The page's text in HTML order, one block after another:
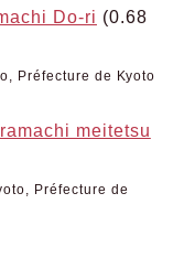
Do-ri (0.68
Préfecture de Kyoto
meitetsu
Préfecture de